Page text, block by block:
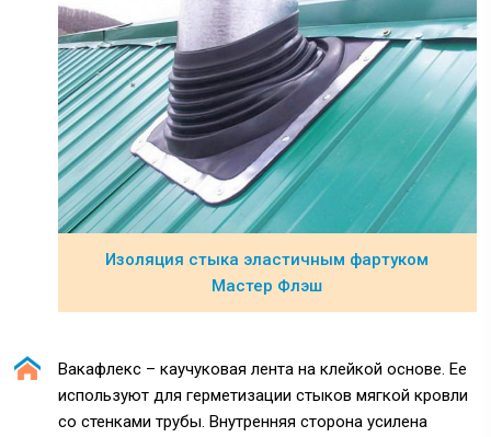
Изоляция стыка эластичным фартуком
Мастер Флэш
Вакафлекс – каучуковая лента на клейкой основе. Ее
используют для герметизации стыков мягкой кровли
со стенками трубы. Внутренняя сторона усилена